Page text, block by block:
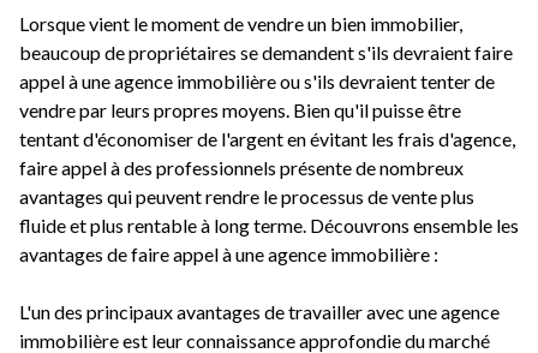
nous
Blog
Lorsque vient le moment de vendre un bien immobilier,
beaucoup de propriétaires se demandent s'ils devraient faire
appel à une agence immobilière ou s'ils devraient tenter de
vendre par leurs propres moyens. Bien qu'il puisse être
tentant d'économiser de l'argent en évitant les frais d'agence,
faire appel à des professionnels présente de nombreux
avantages qui peuvent rendre le processus de vente plus
fluide et plus rentable à long terme. Découvrons ensemble les
avantages de faire appel à une agence immobilière :
L'un des principaux avantages de travailler avec une agence
immobilière est leur connaissance approfondie du marché